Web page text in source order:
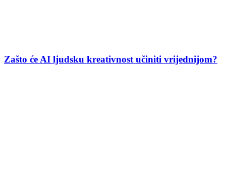
Zašto će AI ljudsku kreativnost učiniti vrijednijom?